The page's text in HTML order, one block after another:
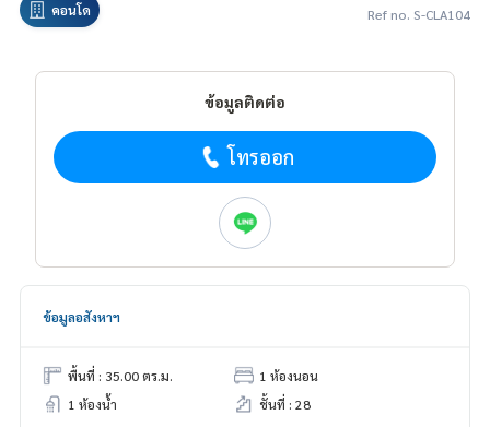
คอนโด Ref no. S-CLA104
ข้อมูลติดต่อ
โทรออก
ข้อมูลอสังหาฯ
พื้นที่ : 35.00 ตร.ม.
1 ห้องนอน
1 ห้องน้ำ
ชั้นที่ : 28